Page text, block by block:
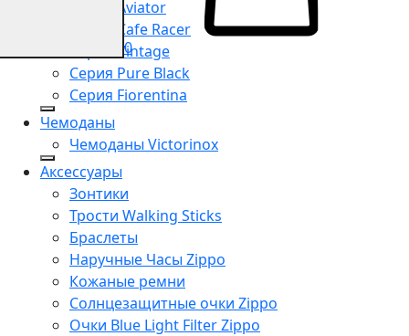
Серия Aviator
Серия Cafe Racer
Серия Vintage
Серия Pure Black
Серия Fiorentina
Чемоданы
Чемоданы Victorinox
Аксессуары
Зонтики
Трости Walking Sticks
Браслеты
Наручные Часы Zippo
Кожаные ремни
Солнцезащитные очки Zippo
Очки Blue Light Filter Zippo
0